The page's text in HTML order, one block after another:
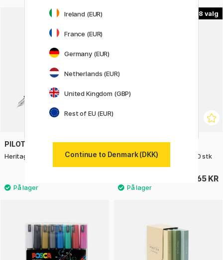
2
PILOT
Heritage 91 Fyldepen Black
8
FABER-CASTELL
2 mm TK9071 miner sæt 10 stk
65 KR
Ireland (EUR)
France (EUR)
Germany (EUR)
Netherlands (EUR)
United Kingdom (GBP)
Rest of EU (EUR)
Continue to Denmark (DKK)